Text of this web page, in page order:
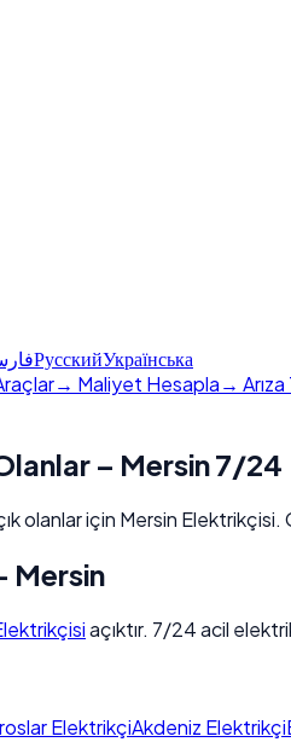
РусскийУкраїнська
→ Maliyet Hesapla→
– Mersin 7/24
olanlar için Mersin
Mersin
açıktır. 7/24 acil
ElektrikçiAkdeniz Elektrikçi